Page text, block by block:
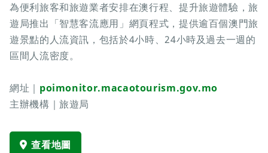
為便利旅客和旅遊業者安排在澳行程、提升旅遊體驗，旅
遊局推出「智慧客流應用」網頁程式，提供逾百個澳門旅
遊景點的人流資訊，包括於4小時、24小時及過去一週的
區間人流密度。
網址｜ poimonitor.macaotourism.gov.mo
主辦機構｜旅遊局
查看地圖